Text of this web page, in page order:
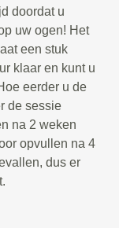
doordat u
uw ogen! Het
een stuk
klaar en kunt u
eerder u de
de sessie
na 2 weken
opvullen na 4
dus er